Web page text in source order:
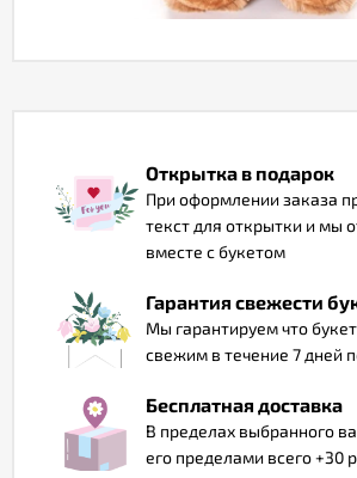
Открытка в подарок
При оформлении заказа
текст для открытки и мы
вместе с букетом
Гарантия свежести
Мы гарантируем что
свежим в течение 7 дней
Бесплатная доставка
В пределах выбранного
его пределами всего +30